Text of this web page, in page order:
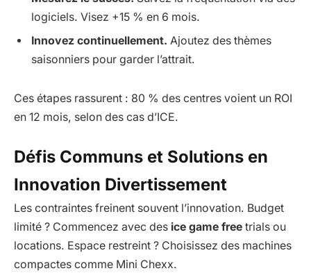
logiciels. Visez +15 % en 6 mois.
Innovez continuellement. Ajoutez des thèmes
saisonniers pour garder l’attrait.
Ces étapes rassurent : 80 % des centres voient un ROI
en 12 mois, selon des cas d’ICE.
Défis Communs et Solutions en
Innovation Divertissement
Les contraintes freinent souvent l’innovation. Budget
limité ? Commencez avec des ice game free trials ou
locations. Espace restreint ? Choisissez des machines
compactes comme Mini Chexx.